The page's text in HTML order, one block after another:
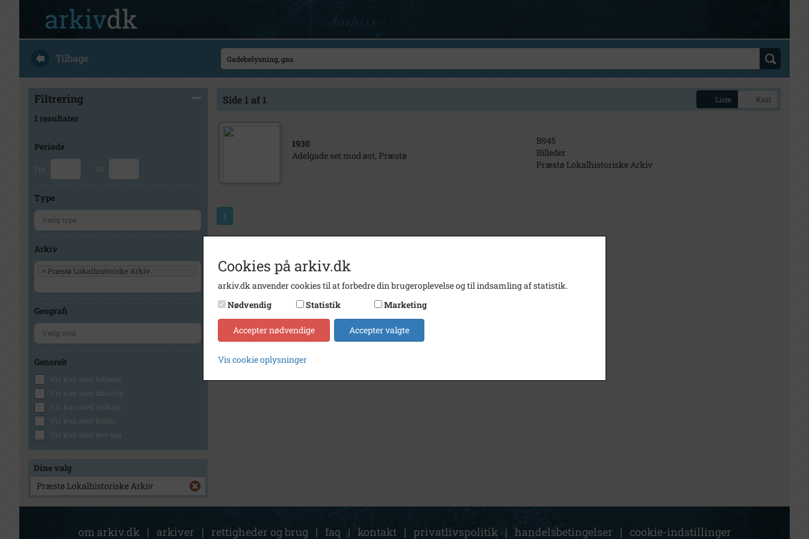
Tilbage
Filtrering
1 resultater
Periode
Fra Til
Type
Arkiv
× Præstø Lokalhistoriske Arkiv
Geografi
Generelt
Vis kun med billeder
Vis kun med filmklip
Vis kun med lydklip
Vis kun med kilder
Vis kun med geo-tag
Dine valg
Præstø Lokalhistoriske Arkiv
Side 1 af 1 Liste Kort
1930
Adelgade set mod øst, Præstø
B945
Billeder
Præstø Lokalhistoriske Arkiv
1
om arkiv.dk | arkiver | rettigheder og brug | faq | kontakt | privatlivspolitik | handelsbetingelser | cookie-indstillinger
Cookies på arkiv.dk
arkiv.dk anvender cookies til at forbedre din brugeroplevelse og til indsamling af statistik.
Nødvendig
Statistik Marketing
Accepter nødvendige Accepter valgte
Vis cookie oplysninger